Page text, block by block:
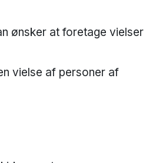
ønsker at foretage vielser
vielse af personer af